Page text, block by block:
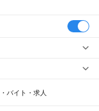
バイト・求人